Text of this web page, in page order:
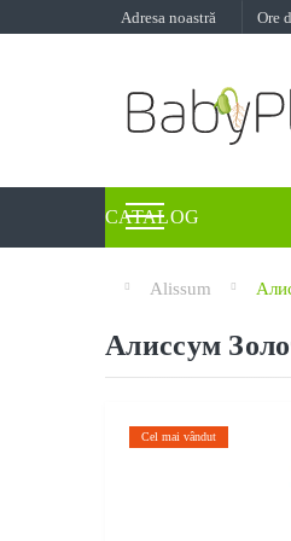
Adresa noastră Ore
CATALOG
Alissum
Алиссум
Cel mai vândut